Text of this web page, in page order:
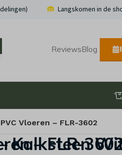
Langskomen in de
ReviewsBlog
Vloeren – FLR-3602
PVC Vloeren – FLR-